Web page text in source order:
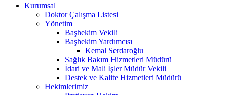
Kurumsal
Doktor Çalışma Listesi
Yönetim
Başhekim Vekili
Başhekim Yardımcısı
Kemal Serdaroğlu
Sağlık Bakım Hizmetleri Müdürü
İdari ve Mali İşler Müdür Vekili
Destek ve Kalite Hizmetleri Müdürü
Hekimlerimiz